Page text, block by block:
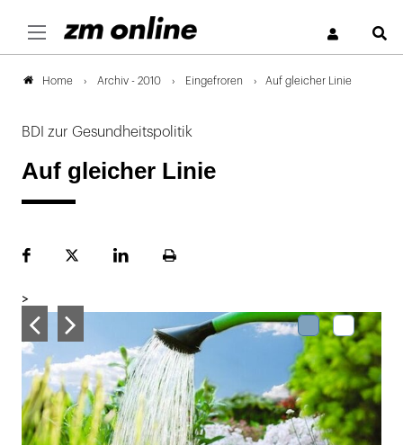
Home Archiv - 2010 Eingefroren Auf gleicher Linie
BDI zur Gesundheitspolitik
Auf gleicher Linie
FacebookPlattformLinekdInSeite
>